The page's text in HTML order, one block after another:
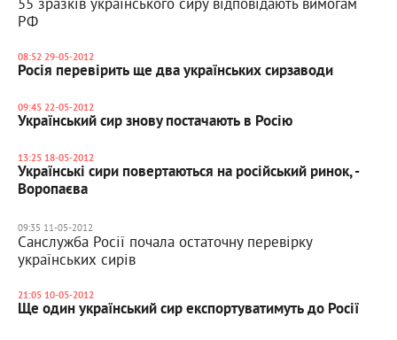
РФ
08:52 29-05-2012
Росія перевірить ще два українських сирзаводи
09:45 22-05-2012
Український сир знову постачають в Росію
13:25 18-05-2012
Українські сири повертаються на російський ринок, -
Воропаєва
09:35 11-05-2012
Санслужба Росії почала остаточну перевірку
українських сирів
21:05 10-05-2012
Ще один український сир експортуватимуть до Росії